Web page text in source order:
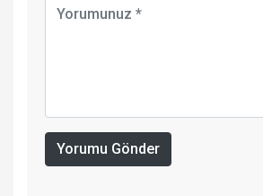
Yorumu Gönder